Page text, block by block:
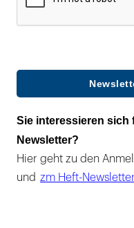
Sie interessieren sich
Newsletter?
Hier geht zu den
und zm Heft-Newsletter